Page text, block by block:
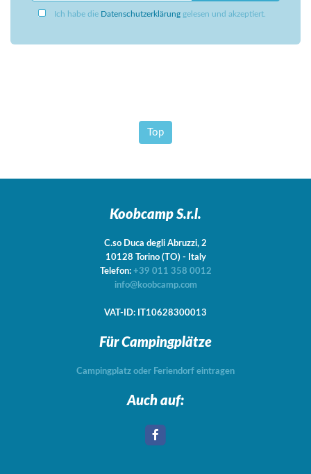
Ich habe die Datenschutzerklärung gelesen und akzeptiert.
Top
Koobcamp S.r.l.
C.so Duca degli Abruzzi, 2
10128 Torino (TO) - Italy
Telefon: +39 011 358 0012
info@koobcamp.com
VAT-ID: IT10628300013
Für Campingplätze
Campingplatz oder Feriendorf eintragen
Auch auf: